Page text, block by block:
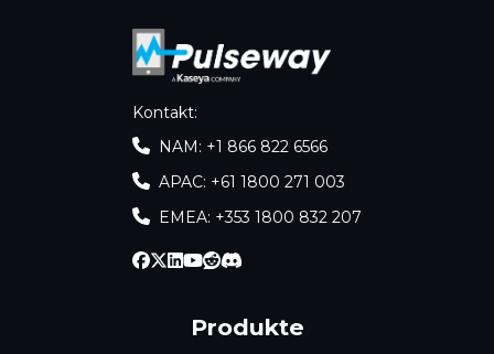
Kontakt:
NAM: +1 866 822 6566
APAC: +61 1800 271 003
EMEA: +353 1800 832 207
Produkte